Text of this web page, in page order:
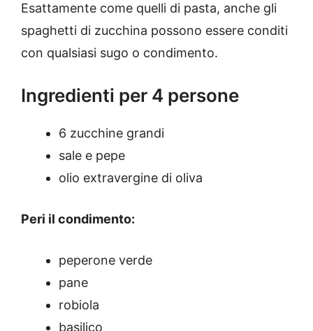
Esattamente come quelli di pasta, anche gli
spaghetti di zucchina possono essere conditi
con qualsiasi sugo o condimento.
Ingredienti per 4 persone
6 zucchine grandi
sale e pepe
olio extravergine di oliva
Peri il condimento:
peperone verde
pane
robiola
basilico